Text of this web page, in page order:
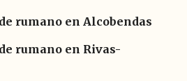
rumano en Alcobendas
rumano en Rivas-